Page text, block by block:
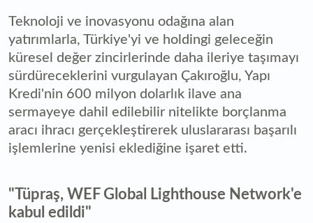
Teknoloji ve inovasyonu odağına alan
yatırımlarla, Türkiye'yi ve holdingi geleceğin
küresel değer zincirlerinde daha ileriye taşımayı
sürdüreceklerini vurgulayan Çakıroğlu, Yapı
Kredi'nin 600 milyon dolarlık ilave ana
sermayeye dahil edilebilir nitelikte borçlanma
aracı ihracı gerçekleştirerek uluslararası başarılı
işlemlerine yenisi eklediğine işaret etti.
"Tüpraş, WEF Global Lighthouse Network'e
kabul edildi"